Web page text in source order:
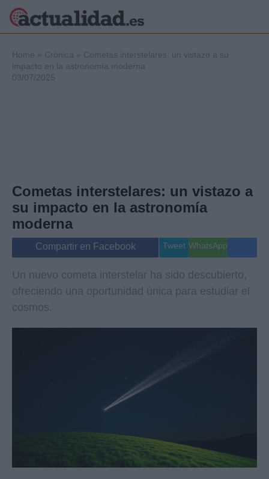
Internacional
Viajes
Gente
Musica
Home » Crónica » Cometas interstelares: un vistazo a su
impacto en la astronomía moderna
03/07/2025
Cometas interstelares: un vistazo a
su impacto en la astronomía
moderna
Compartir en Facebook Tweet WhatsApp
Un nuevo cometa interstelar ha sido descubierto,
ofreciendo una oportunidad única para estudiar el
cosmos.